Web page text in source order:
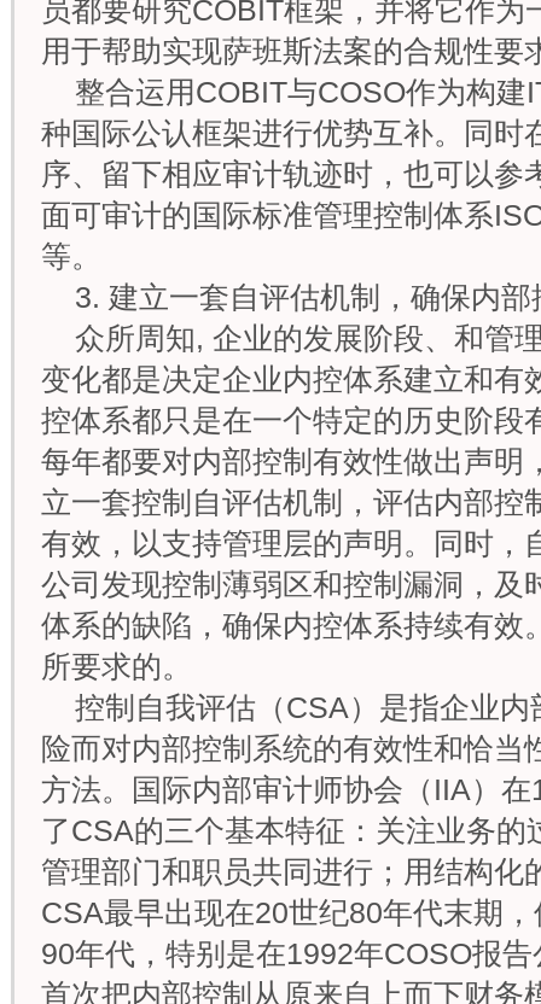
员都要研究COBIT框架，并将它作为
用于帮助实现萨班斯法案的合规性要
整合运用COBIT与COSO作为构建
种国际公认框架进行优势互补。同时
序、留下相应审计轨迹时，也可以参
面可审计的国际标准管理控制体系
等。
3. 建立一套自评估机制，确保内
众所周知, 企业的发展阶段、和管
变化都是决定企业内控体系建立和有
控体系都只是在一个特定的历史阶段
每年都要对内部控制有效性做出声明
立一套控制自评估机制，评估内部控
有效，以支持管理层的声明。同时，
公司发现控制薄弱区和控制漏洞，及
体系的缺陷，确保内控体系持续有效
所要求的。
控制自我评估（CSA）是指企业
险而对内部控制系统的有效性和恰当
方法。国际内部审计师协会（IIA）
了CSA的三个基本特征：关注业务的
管理部门和职员共同进行；用结构化
CSA最早出现在20世纪80年代末期
90年代，特别是在1992年COSO报
首次把内部控制从原来自上而下财务